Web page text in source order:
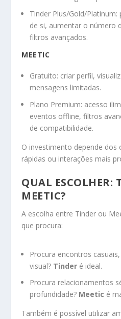
Tinder Plus/Gold/
de si, aumentar o número
filtros avançados.
MEETIC
Gratuito: criar perfil,
mensagens limitadas.
Plano Premium: acesso
eventos offline, filtros
de compatibilidade.
O investimento depende dos
rápidas ou interações mais
QUAL ESCOLHER:
MEETIC?
A escolha entre Tinder ou
que procura:
Procura encontros
visual? Tinder é ideal.
Procura relacionamentos
profundidade? Meetic é
Também é possível utilizar